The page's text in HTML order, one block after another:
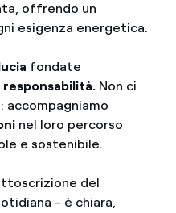
offrendo un
esigenza energetica.
fondate
responsabilità.Non ci
accompagniamo
nel loro percorso
e sostenibile.
del
- è chiara,